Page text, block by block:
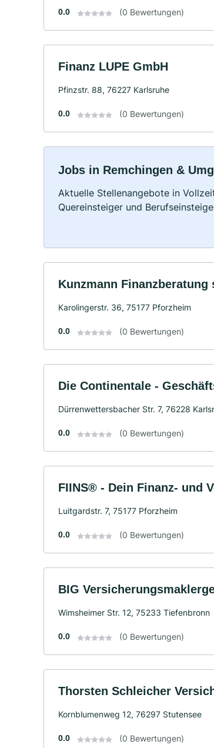
0.0 (0 Bewertungen)
Finanz LUPE GmbH
Pfinzstr. 88, 76227 Karlsruhe
0.0 (0 Bewertungen)
Jobs in Remchingen &
Aktuelle Stellenangebote in
Quereinsteiger und
Kunzmann Finanzberatung
Karolingerstr. 36, 75177 Pforzheim
0.0 (0 Bewertungen)
Die Continentale -
Dürrenwettersbacher Str. 7, 76228
0.0 (0 Bewertungen)
FIINS® - Dein Finanz- und
Luitgardstr. 7, 75177 Pforzheim
0.0 (0 Bewertungen)
BIG
Wimsheimer Str. 12, 75233 Tiefenbronn
0.0 (0 Bewertungen)
Thorsten Schleicher
Kornblumenweg 12, 76297 Stutensee
0.0 (0 Bewertungen)